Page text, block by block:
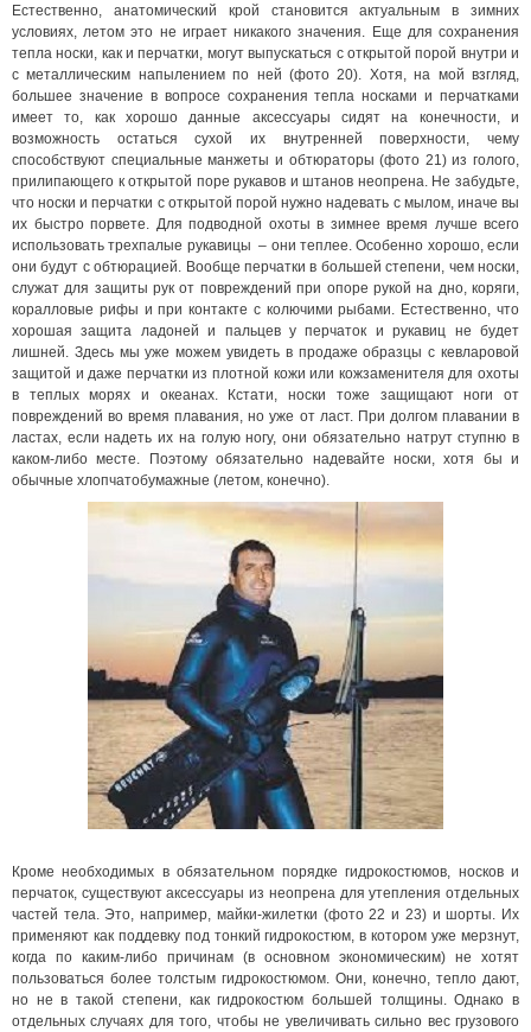
Естественно, анатомический крой становится актуальным в зимних
условиях, летом это не играет никакого значения. Еще для сохранения
тепла носки, как и перчатки, могут выпускаться с открытой порой внутри и
с металлическим напылением по ней (фото 20). Хотя, на мой взгляд,
большее значение в вопросе сохранения тепла носками и перчатками
имеет то, как хорошо данные аксессуары сидят на конечности, и
возможность остаться сухой их внутренней поверхности, чему
способствуют специальные манжеты и обтюраторы (фото 21) из голого,
прилипающего к открытой поре рукавов и штанов неопрена. Не забудьте,
что носки и перчатки с открытой порой нужно надевать с мылом, иначе вы
их быстро порвете. Для подводной охоты в зимнее время лучше всего
использовать трехпалые рукавицы – они теплее. Особенно хорошо, если
они будут с обтюрацией. Вообще перчатки в большей степени, чем носки,
служат для защиты рук от повреждений при опоре рукой на дно, коряги,
коралловые рифы и при контакте с колючими рыбами. Естественно, что
хорошая защита ладоней и пальцев у перчаток и рукавиц не будет
лишней. Здесь мы уже можем увидеть в продаже образцы с кевларовой
защитой и даже перчатки из плотной кожи или кожзаменителя для охоты
в теплых морях и океанах. Кстати, носки тоже защищают ноги от
повреждений во время плавания, но уже от ласт. При долгом плавании в
ластах, если надеть их на голую ногу, они обязательно натрут ступню в
каком-либо месте. Поэтому обязательно надевайте носки, хотя бы и
обычные хлопчатобумажные (летом, конечно).
Кроме необходимых в обязательном порядке гидрокостюмов, носков и
перчаток, существуют аксессуары из неопрена для утепления отдельных
частей тела. Это, например, майки-жилетки (фото 22 и 23) и шорты. Их
применяют как поддевку под тонкий гидрокостюм, в котором уже мерзнут,
когда по каким-либо причинам (в основном экономическим) не хотят
пользоваться более толстым гидрокостюмом. Они, конечно, тепло дают,
но не в такой степени, как гидрокостюм большей толщины. Однако в
отдельных случаях для того, чтобы не увеличивать сильно вес грузового